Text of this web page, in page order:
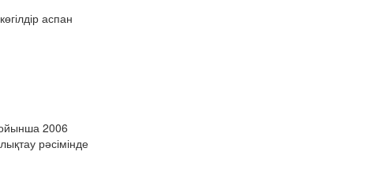
аспан
2006
рәсімінде